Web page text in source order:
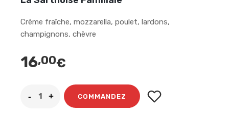
Crème fraîche, mozzarella, poulet, lardons,
champignons, chèvre
16,00€
COMMANDEZ